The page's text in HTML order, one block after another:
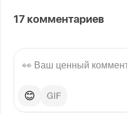
17 комментариев
😊